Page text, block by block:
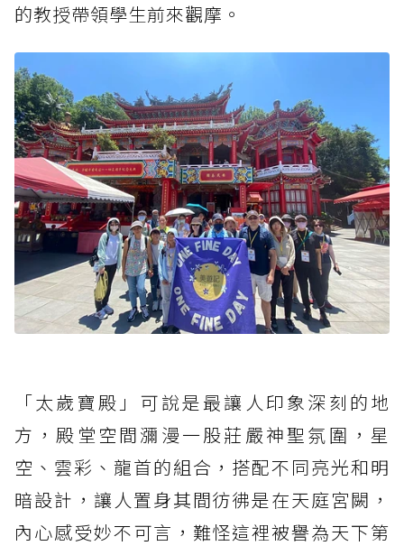
的教授帶領學生前來觀摩。
「太歲寶殿」可說是最讓人印象深刻的地
方，殿堂空間瀰漫一股莊嚴神聖氛圍，星
空、雲彩、龍首的組合，搭配不同亮光和明
暗設計，讓人置身其間彷彿是在天庭宮闕，
內心感受妙不可言，難怪這裡被譽為天下第